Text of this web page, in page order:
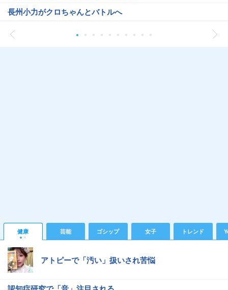
長州小力がクロちゃんとバトルへ
健康 芸能 ゴシップ 女子 トレンド
アトピーで「汚い」扱いされ苦悩